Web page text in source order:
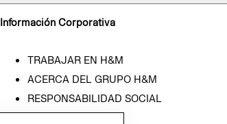
Información Corporativa
TRABAJAR EN H&M
ACERCA DEL GRUPO H&M
RESPONSABILIDAD SOCIAL